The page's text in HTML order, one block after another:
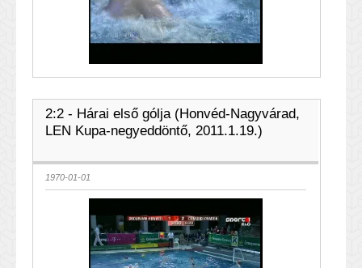
2:2 - Hárai első gólja (Honvéd-Nagyvárad,
LEN Kupa-negyeddöntő, 2011.1.19.)
1970-01-01